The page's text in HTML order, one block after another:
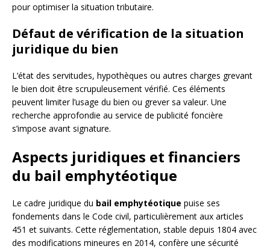
pour optimiser la situation tributaire.
Défaut de vérification de la situation
juridique du bien
L’état des servitudes, hypothèques ou autres charges grevant
le bien doit être scrupuleusement vérifié. Ces éléments
peuvent limiter l’usage du bien ou grever sa valeur. Une
recherche approfondie au service de publicité foncière
s’impose avant signature.
Aspects juridiques et financiers
du bail emphytéotique
Le cadre juridique du bail emphytéotique puise ses
fondements dans le Code civil, particulièrement aux articles
451 et suivants. Cette réglementation, stable depuis 1804 avec
des modifications mineures en 2014, confère une sécurité